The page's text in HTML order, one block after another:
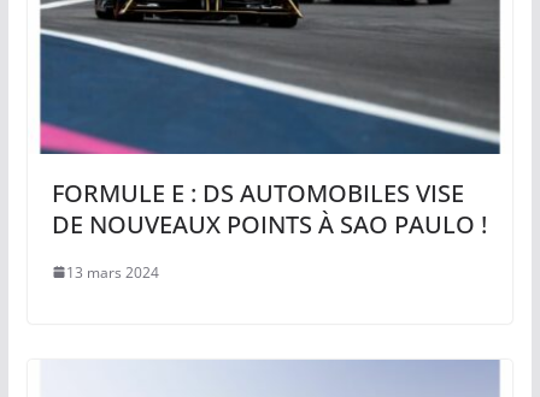
FORMULE E : DS AUTOMOBILES VISE
DE NOUVEAUX POINTS À SAO PAULO !
13 mars 2024